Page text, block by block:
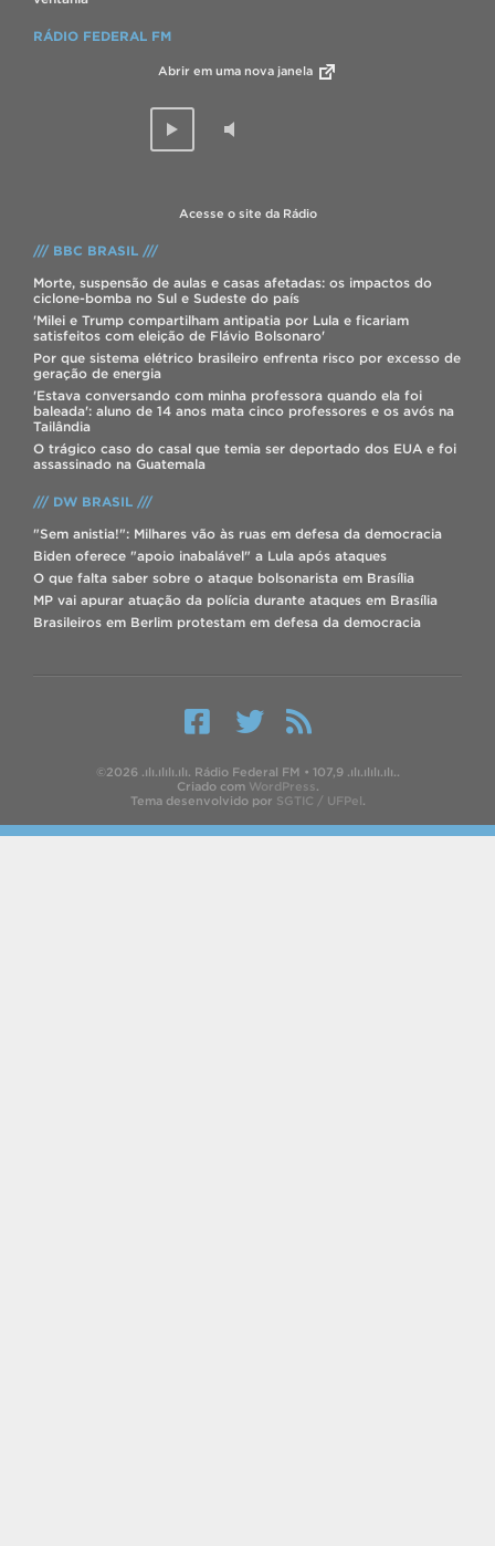
RÁDIO FEDERAL FM
Abrir em uma nova janela
Acesse o site da Rádio
/// BBC BRASIL ///
Morte, suspensão de aulas e casas afetadas: os impactos do
ciclone-bomba no Sul e Sudeste do país
'Milei e Trump compartilham antipatia por Lula e ficariam
satisfeitos com eleição de Flávio Bolsonaro'
Por que sistema elétrico brasileiro enfrenta risco por excesso de
geração de energia
'Estava conversando com minha professora quando ela foi
baleada': aluno de 14 anos mata cinco professores e os avós na
Tailândia
O trágico caso do casal que temia ser deportado dos EUA e foi
assassinado na Guatemala
/// DW BRASIL ///
"Sem anistia!": Milhares vão às ruas em defesa da democracia
Biden oferece "apoio inabalável" a Lula após ataques
O que falta saber sobre o ataque bolsonarista em Brasília
MP vai apurar atuação da polícia durante ataques em Brasília
Brasileiros em Berlim protestam em defesa da democracia
©2026 .ılı.ılılı.ılı. Rádio Federal FM • 107,9 .ılı.ılılı.ılı..
Criado com WordPress.
Tema desenvolvido por SGTIC / UFPel.